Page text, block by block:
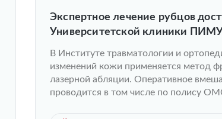
Экспертное лечение рубцов
Университетской клиники ПИМУ
В Институте травматологии и
изменений кожи применяется метод
лазерной абляции. Оперативное
проводится в том числе по полису